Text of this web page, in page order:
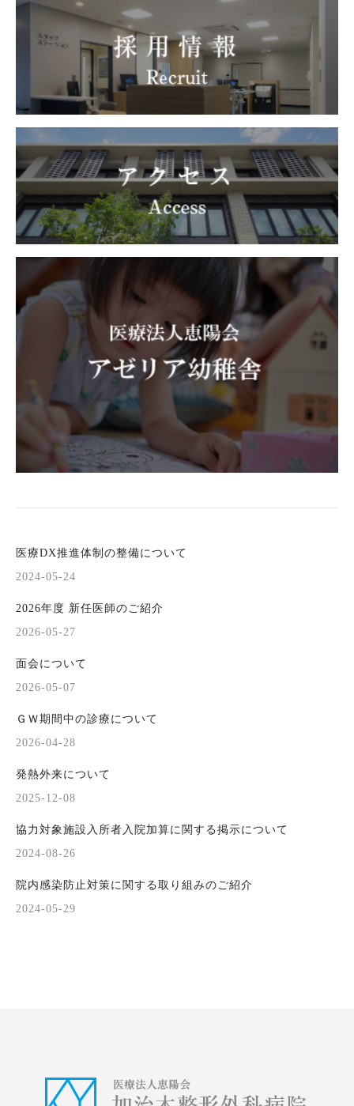
医療DX推進体制の整備について
2024-05-24
2026年度 新任医師のご紹介
2026-05-27
面会について
2026-05-07
ＧＷ期間中の診療について
2026-04-28
発熱外来について
2025-12-08
協力対象施設入所者入院加算に関する掲示について
2024-08-26
院内感染防止対策に関する取り組みのご紹介
2024-05-29